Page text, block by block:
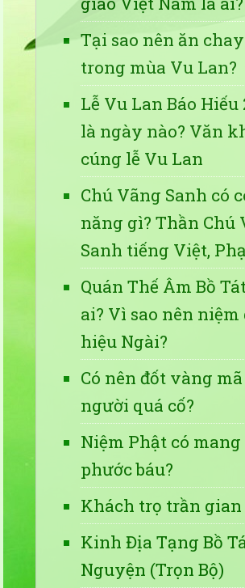
Tại sao nên ăn chay
trong mùa Vu Lan?
Lễ Vu Lan Báo Hiếu
là ngày nào? Văn
cúng lễ Vu Lan
Chú Vãng Sanh có
năng gì? Thần Chú
Sanh tiếng Việt,
Quán Thế Âm Bồ
ai? Vì sao nên niệm
hiệu Ngài?
Có nên đốt vàng
người quá cố?
Niệm Phật có
phước báu?
Khách trọ trần gian
Kinh Địa Tạng Bồ
Nguyện (Trọn Bộ)